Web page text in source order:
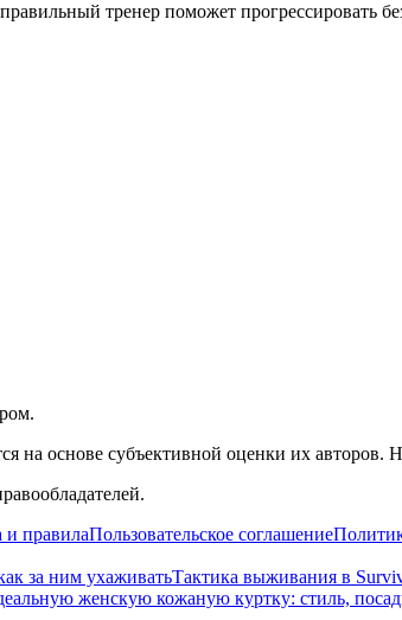
тренер поможет прогрессировать
основе субъективной оценки их авторов.
и правилаПользовательское соглашение
за ним ухаживатьТактика выживания в
женскую кожаную куртку: стиль,